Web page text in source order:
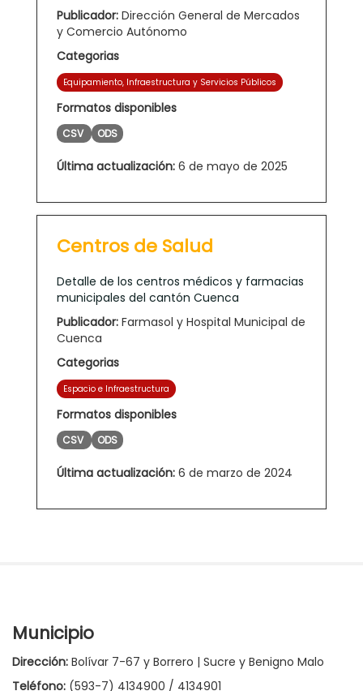
Publicador: Dirección General de Mercados
y Comercio Autónomo
Categorias
Equipamiento, Infraestructura y Servicios Públicos
Formatos disponibles
CSV ODS
Última actualización: 6 de mayo de 2025
Centros de Salud
Detalle de los centros médicos y farmacias
municipales del cantón Cuenca
Publicador: Farmasol y Hospital Municipal de
Cuenca
Categorias
Espacio e Infraestructura
Formatos disponibles
CSV ODS
Última actualización: 6 de marzo de 2024
Municipio
Dirección: Bolívar 7-67 y Borrero | Sucre y Benigno Malo
Teléfono: (593-7) 4134900 / 4134901